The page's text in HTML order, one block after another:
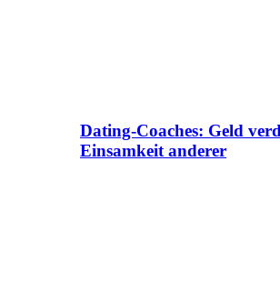
Dating-Coaches: Geld
Einsamkeit anderer